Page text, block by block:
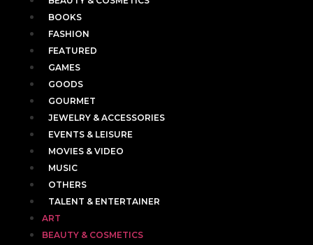
BOOKS
FASHION
FEATURED
GAMES
GOODS
GOURMET
JEWELRY & ACCESSORIES
EVENTS & LEISURE
MOVIES & VIDEO
MUSIC
OTHERS
TALENT & ENTERTAINER
ART
BEAUTY & COSMETICS